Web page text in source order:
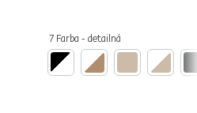
7 Farba - detailná